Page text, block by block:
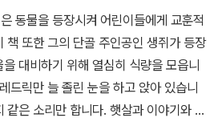
은 의문들이 꼬리를 물고서 자주 괴롭히
있었다. 그런데 만약, 그 사람이 나와
해했더라면 어땠을까? 분명 의지하고
키는 등, 함께 일하는 동료로는 최악이
도 자신의 분야에서 깔끔하게 해내는
동물을 등장시켜 어린이들에게 교훈적
책 또한 그의 단골 주인공인 생쥐가 등장
대비하기 위해 열심히 식량을 모읍니
드릭만 늘 졸린 눈을 하고 앉아 있습니
같은 소리만 합니다. 햇살과 이야기와 색